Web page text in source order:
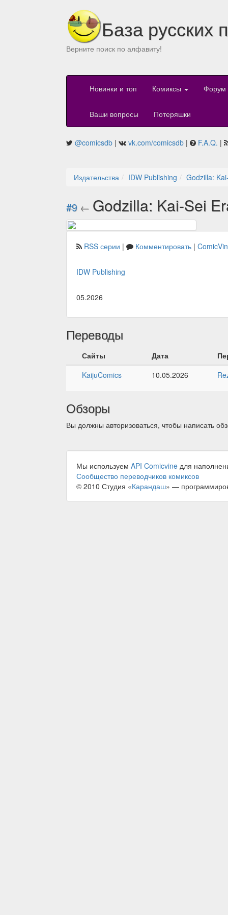
База русских
Верните поиск по алфавиту!
Новинки и топ Комиксы Форум
Ваши вопросы Потеряшки
@comicsdb | vk.com/comicsdb | F.A.Q. |
Издательства IDW Publishing Godzilla:
#9 ← Godzilla: Kai-Sei
RSS серии | Комментировать |
IDW Publishing
05.2026
Переводы
Сайты Дата
KaijuComics
10.05.2026
Обзоры
Вы должны авторизоваться, чтобы написать
Мы используем API Comicvine для
Сообщество переводчиков комиксов
© 2010 Студия «Карандаш» —